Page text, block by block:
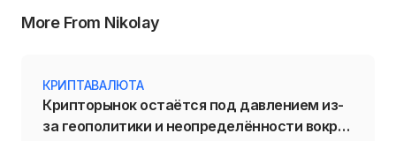
More From Nikolay
КРИПТАВАЛЮТА
Крипторынок остаётся под давлением из-
за геополитики и неопределённости вокруг